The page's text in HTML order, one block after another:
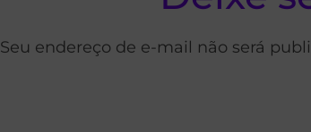
Seu endereço de e-mail não será